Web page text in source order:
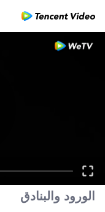
الورود والبنادق